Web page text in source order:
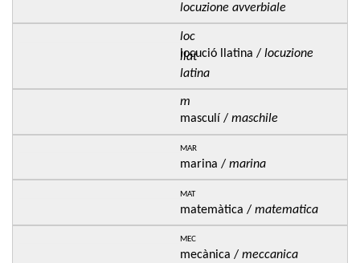
locuzione avverbiale
loc
llat
locució llatina / locuzione
latina
m
masculí / maschile
mar
marina / marina
mat
matemàtica / matematica
mec
mecànica / meccanica